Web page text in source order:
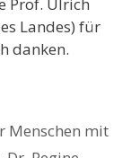
Landes) für
danken.
Menschen mit